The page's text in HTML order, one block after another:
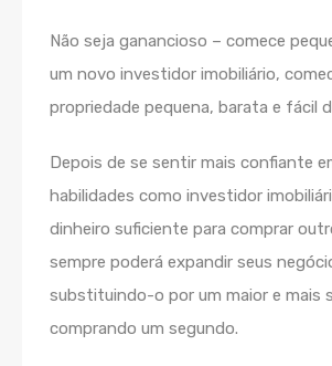
Não seja ganancioso – comece
um novo investidor imobiliário,
propriedade pequena, barata e fácil
Depois de se sentir mais confiante
habilidades como investidor
dinheiro suficiente para comprar
sempre poderá expandir seus
substituindo-o por um maior e mais
comprando um segundo.